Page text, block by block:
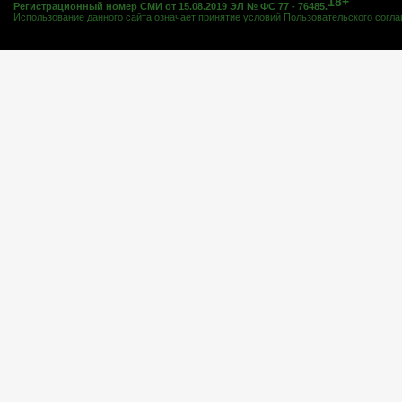
Регистрационный номер СМИ от 15.08.2019 ЭЛ № ФС 77 - 76485.
Использование данного сайта означает принятие условий Пользовательского